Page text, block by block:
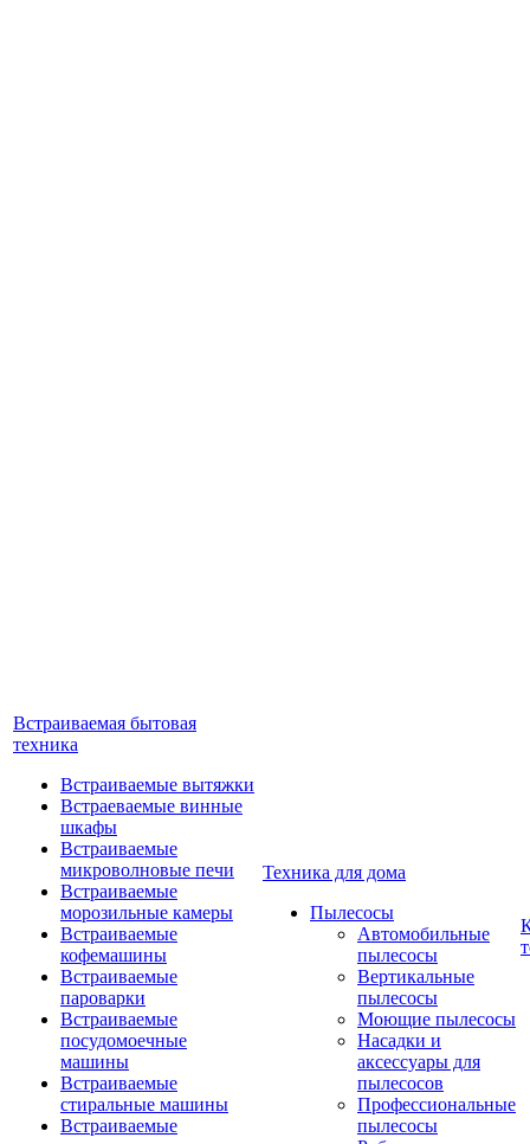
Встраиваемая бытовая
техника
Встраиваемые вытяжки
Встраеваемые винные
шкафы
Встраиваемые
микроволновые печи
Встраиваемые
морозильные камеры
Встраиваемые
кофемашины
Встраиваемые
пароварки
Встраиваемые
посудомоечные
машины
Встраиваемые
стиральные машины
Встраиваемые
Техника для дома
Пылесосы
Автомобильные
пылесосы
Вертикальные
пылесосы
Моющие пылесосы
Насадки и
аксессуары для
пылесосов
Профессиональные
пылесосы